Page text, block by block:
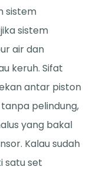
sistem
sistem
air dan
keruh. Sifat
antar piston
pelindung,
yang bakal
Kalau sudah
satu set